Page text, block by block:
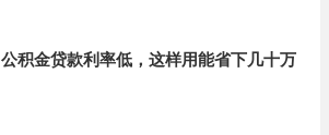
公积金贷款利率低，这样用能省下几十万